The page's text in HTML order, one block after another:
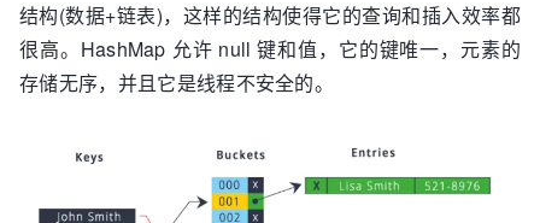
结构(数据+链表)，这样的结构使得它的查询和插入效率都
很高。HashMap 允许 null 键和值，它的键唯一，元素的
存储无序，并且它是线程不安全的。